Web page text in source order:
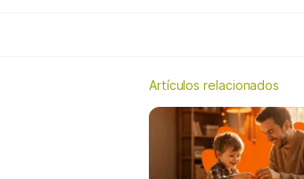
Artículos relacionados